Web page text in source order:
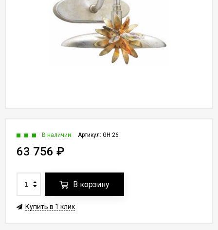
Артикул: GH 26
В наличии
63 756 ₽
В корзину
Купить в 1 клик